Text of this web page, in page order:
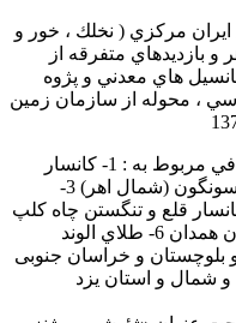
مركزي ( نخلك ، خور و
و بازديدهاي متفرقه از
هاي معدني و پژوه
، محوله از سازمان زمين
2- همكاري در اجراي پروژه هاي اكتشافي مربوط به : 1- كانسار
مس خونگاه ( ياسوج ) 2- كانسار مس سونگون (شمال اهر) 3-
طلاي باغو (جنوب دامغان) 4- كانسار قلع و تنگستن چاه كلپ
(جنوب بيرجند) 5- خاكهاي صنعتي استان همدان 6- طلاي الوند
و بلوچستان و خراسان جنوبی
شمال و استان يزد